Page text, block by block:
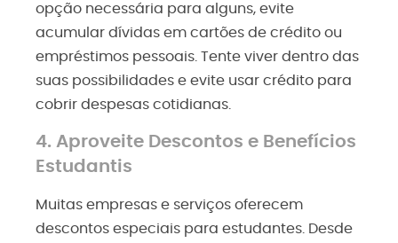
opção necessária para alguns, evite
acumular dívidas em cartões de crédito ou
empréstimos pessoais. Tente viver dentro das
suas possibilidades e evite usar crédito para
cobrir despesas cotidianas.
4. Aproveite Descontos e Benefícios
Estudantis
Muitas empresas e serviços oferecem
descontos especiais para estudantes. Desde